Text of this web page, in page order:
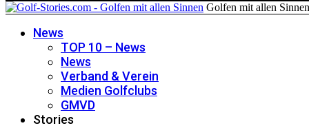
Golfen mit allen Sinnen
News
TOP 10 – News
News
Verband & Verein
Medien Golfclubs
GMVD
Stories